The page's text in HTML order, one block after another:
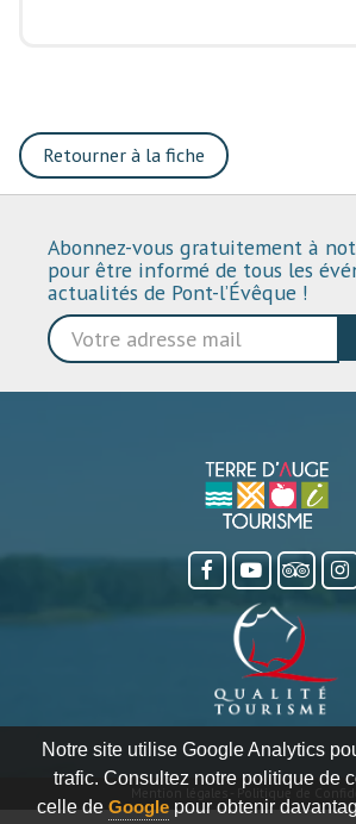
Notre site utilise Google Analytics
trafic. Consultez notre politique de
celle de Google pour obtenir
Retourner à la fiche
Abonnez-vous gratuitement à
pour être informé de tous les
actualités de Pont-l’Évêque !
Politique de